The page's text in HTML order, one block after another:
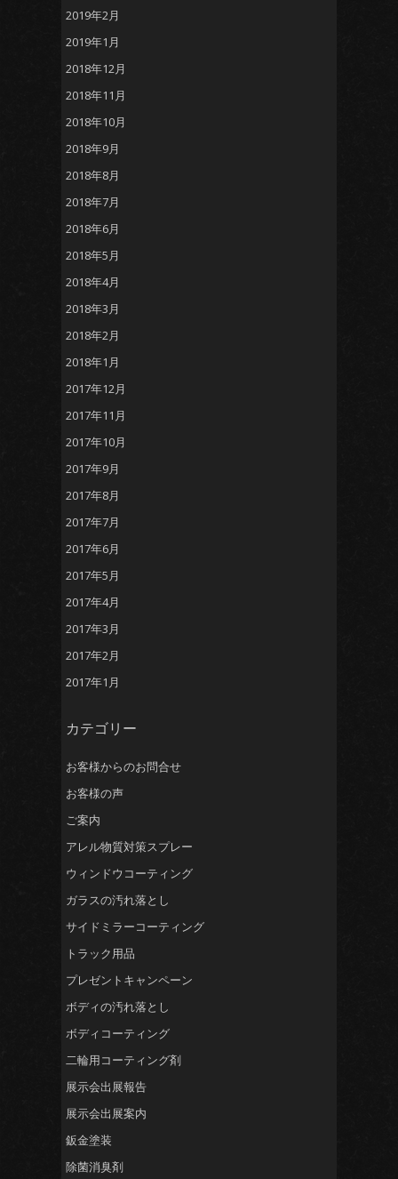
2019年2月
2019年1月
2018年12月
2018年11月
2018年10月
2018年9月
2018年8月
2018年7月
2018年6月
2018年5月
2018年4月
2018年3月
2018年2月
2018年1月
2017年12月
2017年11月
2017年10月
2017年9月
2017年8月
2017年7月
2017年6月
2017年5月
2017年4月
2017年3月
2017年2月
2017年1月
カテゴリー
お客様からのお問合せ
お客様の声
ご案内
アレル物質対策スプレー
ウィンドウコーティング
ガラスの汚れ落とし
サイドミラーコーティング
トラック用品
プレゼントキャンペーン
ボディの汚れ落とし
ボディコーティング
二輪用コーティング剤
展示会出展報告
展示会出展案内
鈑金塗装
除菌消臭剤